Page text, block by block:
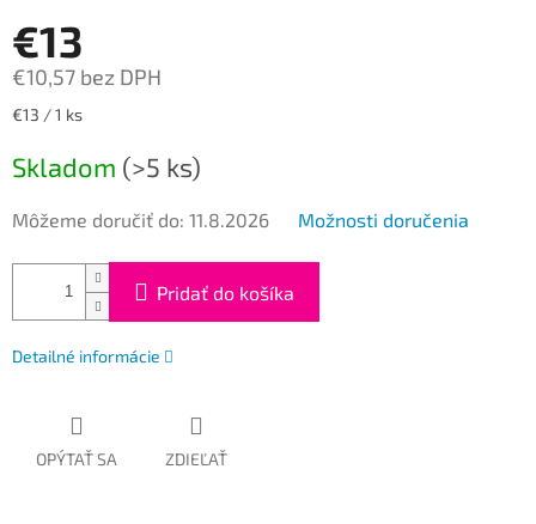
€13
€10,57 bez DPH
Jednotková
€13 / 1 ks
Skladom (>5 ks)
Môžeme doručiť do: 11.8.2026 Možnosti doručenia
Pridať do košíka
Detailné informácie
OPÝTAŤ SA ZDIEĽAŤ